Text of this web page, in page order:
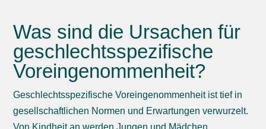
Was sind die Ursachen für
geschlechtsspezifische
Voreingenommenheit?
Geschlechtsspezifische Voreingenommenheit ist tief in
gesellschaftlichen Normen und Erwartungen verwurzelt.
Von Kindheit an werden Jungen und Mädchen